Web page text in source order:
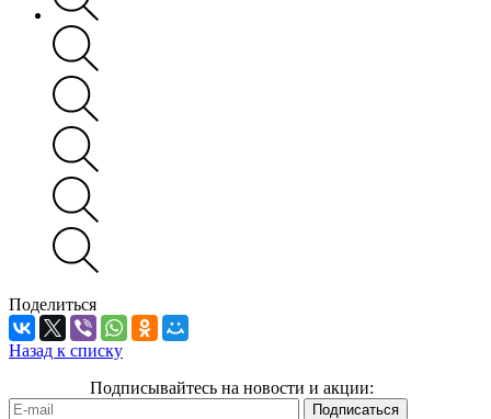
Поделиться
Назад к списку
Подписывайтесь на новости и акции: